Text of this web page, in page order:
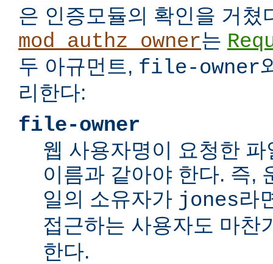
은 인증모듈의 확인을 거쳤
mod_authz_owner는
두 아규먼트, file-owner
리한다:
file-owner
웹 사용자명이 요청한
이름과 같아야 한다. 즉,
일의 소유자가 jones라
접근하는 사용자도 마찬
한다.